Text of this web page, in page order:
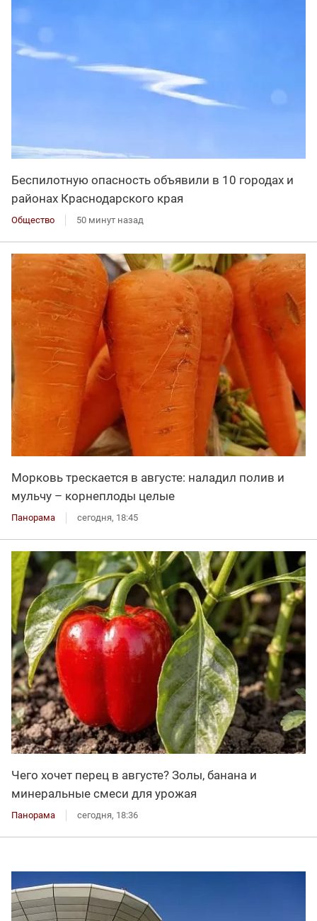
Беспилотную опасность объявили в 10 городах и
районах Краснодарского края
Общество 50 минут назад
Морковь трескается в августе: наладил полив и
мульчу – корнеплоды целые
Панорама сегодня, 18:45
Чего хочет перец в августе? Золы, банана и
минеральные смеси для урожая
Панорама сегодня, 18:36